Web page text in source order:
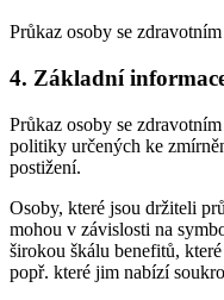
Průkaz osoby se
4. Základní
Průkaz osoby se
politiky určených ke
postižení.
Osoby, které jsou držiteli
mohou v závislosti na
širokou škálu benefitů,
popř. které jim nabízí